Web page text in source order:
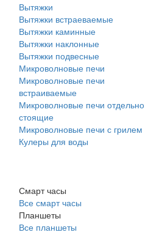
Вытяжки
Вытяжки встраеваемые
Вытяжки каминные
Вытяжки наклонные
Вытяжки подвесные
Микроволновые печи
Микроволновые печи
встраиваемые
Микроволновые печи отдельно
стоящие
Микроволновые печи с грилем
Кулеры для воды
Смарт часы
Все смарт часы
Планшеты
Все планшеты